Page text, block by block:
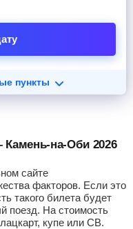
пункты
на-Оби 2026
сайте
факторов. Если это
такого билета будет
поезд. На стоимость
купе или СВ.